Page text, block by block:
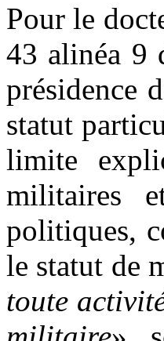
Pour le
43 alinéa 9
présidence
statut
limite
militaires
politiques,
le statut de
toute